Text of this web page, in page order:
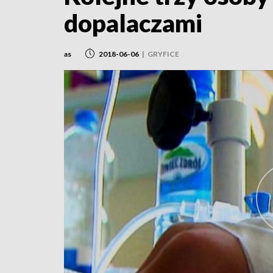
dopalaczami
as 2018-06-06 | GRYFICE